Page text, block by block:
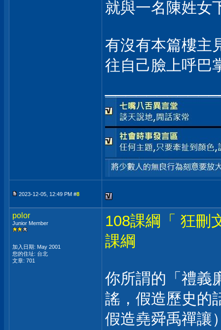
就與一名陳姓女
有沒有本篇樓主
往自己臉上呼巴
2023-12-05, 12:49 PM #8
polor
Junior Member
加入日期: May 2001
您的住址: 台北
文章: 701
108課綱「 狂刪
課綱
你所謂的「禮義
謠，假造歷史的
假造堯舜禹禪讓